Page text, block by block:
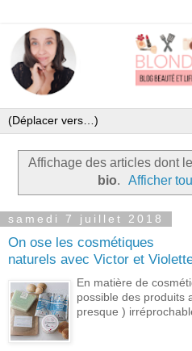
Affichage des articles dont
bio. Afficher
samedi 7 juillet 2018
On ose les cosmétiques
naturels avec Victor et
En matière de
possible des produits
presque )